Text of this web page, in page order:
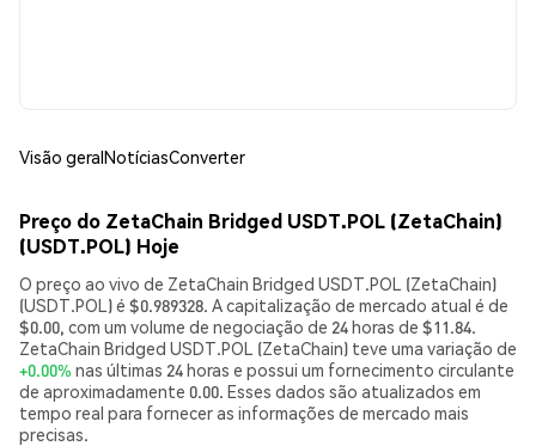
Visão geralNotíciasConverter
Preço do ZetaChain Bridged USDT.POL (ZetaChain)
(USDT.POL) Hoje
O preço ao vivo de ZetaChain Bridged USDT.POL (ZetaChain)
(USDT.POL) é $0.989328. A capitalização de mercado atual é de
$0.00, com um volume de negociação de 24 horas de $11.84.
ZetaChain Bridged USDT.POL (ZetaChain) teve uma variação de
+0.00% nas últimas 24 horas e possui um fornecimento circulante
de aproximadamente 0.00. Esses dados são atualizados em
tempo real para fornecer as informações de mercado mais
precisas.